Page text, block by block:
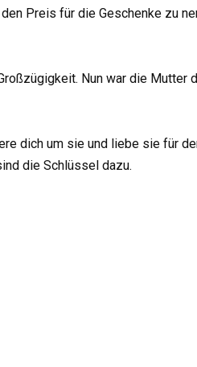
Preis für die Geschenke zu
Nun war die Mutter
dich um sie und liebe sie für
die Schlüssel dazu.